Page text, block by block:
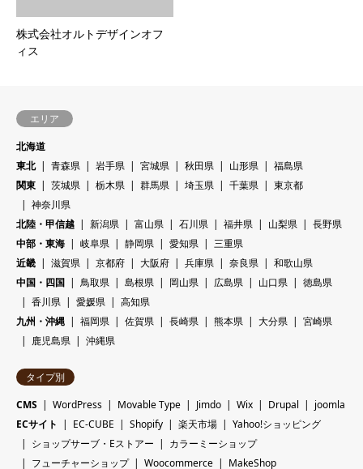
株式会社オルトデザインオフ
ィス
エリア
北海道
東北
青森県 岩手県 宮城県 秋田県 山形県
福島県
関東
茨城県 栃木県 群馬県 埼玉県 千葉県
東京都
神奈川県
北陸・甲信越
新潟県 富山県 石川県 福井県 山梨県
長野県
中部・東海
岐阜県 静岡県 愛知県
三重県
近畿
滋賀県 京都府 大阪府 兵庫県 奈良県
和歌山県
中国・四国
鳥取県 島根県 岡山県 広島県 山口県
徳島県
香川県
愛媛県
高知県
九州・沖縄
福岡県 佐賀県 長崎県 熊本県 大分県
宮崎県
鹿児島県
沖縄県
タイプ別
CMS
WordPress Movable Type Jimdo Wix Drupal
joomla
ECサイト
EC-CUBE Shopify 楽天市場
Yahoo!ショッピング
ショップサーブ・Eストアー
カラーミーショップ
フューチャーショップ
Woocommerce MakeShop